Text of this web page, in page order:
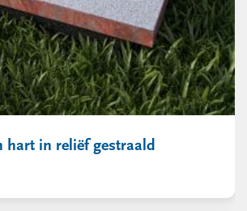
hart in reliëf gestraald